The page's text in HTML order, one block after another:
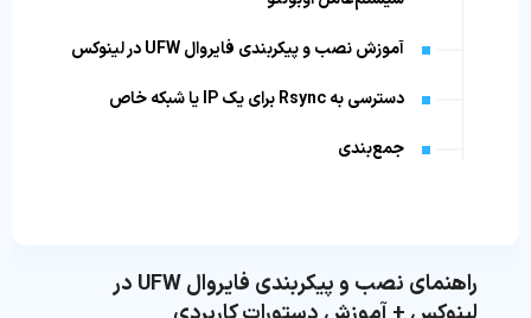
راهنمای نصب و پیکربندی فایروال UFW در
آموزش نصب و پیکربندی فایروال UFW در لینوکس
دسترسی به Rsync برای یک IP یا شبکه خاص
جمع‌بندی